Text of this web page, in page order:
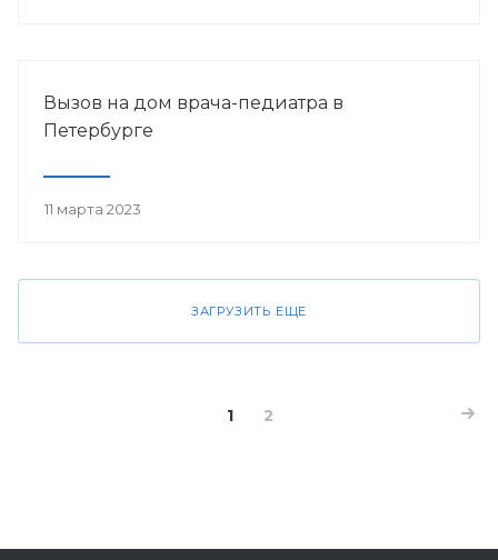
Вызов на дом врача-педиатра в
Петербурге
11 марта 2023
ЗАГРУЗИТЬ ЕЩЕ
1 2